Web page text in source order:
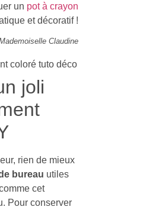
un pot à crayon
et décoratif !
Claudine
joli
rien de mieux
bureau utiles
cet
Pour conserver